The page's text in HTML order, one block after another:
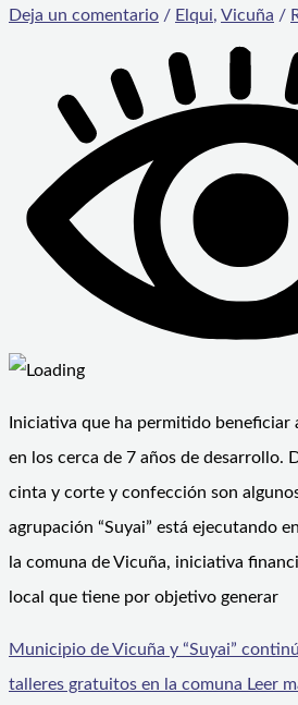
Deja un comentario / Elqui, Vicuña /
Iniciativa que ha permitido beneficiar
en los cerca de 7 años de desarrollo.
cinta y corte y confección son
agrupación “Suyai” está ejecutando
la comuna de Vicuña, iniciativa
local que tiene por objetivo generar
Municipio de Vicuña y “Suyai”
talleres gratuitos en la comuna Leer